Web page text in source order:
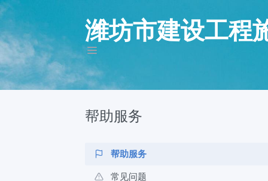
潍坊市建设工程
帮助服务
帮助服务
常见问题